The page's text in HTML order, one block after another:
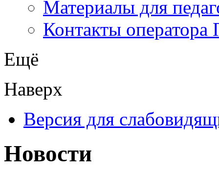
Материалы для
Контакты оператора
Ещё
Наверх
Версия для
Новости